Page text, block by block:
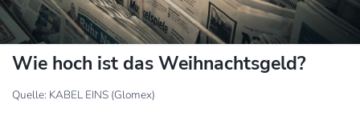
Wie hoch ist das Weihnachtsgeld?
Quelle: KABEL EINS (Glomex)